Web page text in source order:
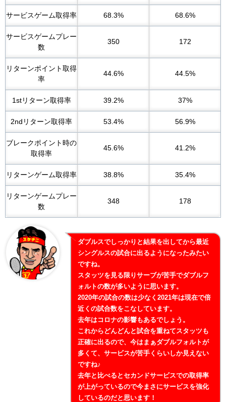
サービスゲーム取得率 68.3% 68.6%
サービスゲームプレー
数
350 172
リターンポイント取得
率
44.6% 44.5%
1stリターン取得率 39.2% 37%
2ndリターン取得率 53.4% 56.9%
ブレークポイント時の
取得率
45.6% 41.2%
リターンゲーム取得率 38.8% 35.4%
リターンゲームプレー
数
348 178
ダブルスでしっかりと結果を出してから最近
シングルスの試合に出るようになったみたい
ですね。
スタッツを見る限りサーブが苦手でダブルフ
ォルトの数が多いように思います。
2020年の試合の数は少なく2021年は現在で倍
近くの試合数をこなしています。
去年はコロナの影響もあるでしょう。
これからどんどんと試合を重ねてスタッツも
正確に出るので、今はまぁダブルフォルトが
多くて、サービスが苦手くらいしか見えない
ですね♪
去年と比べるとセカンドサービスでの取得率
が上がっているので今まさにサービスを強化
しているのだと思います！